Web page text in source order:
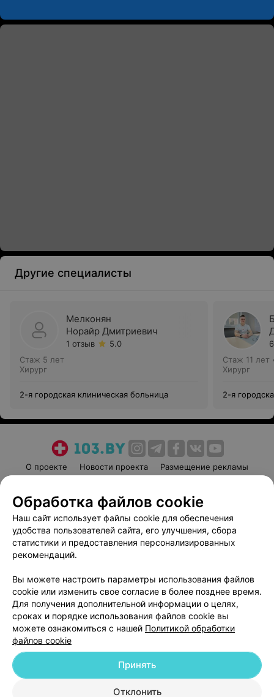
Другие специалисты
Мелконян
Норайр Дмитриевич
1 отзыв
5.0
Стаж 5 лет
Хирург
2-я городская клиническая больница
Стаж 11 лет
Хирург
2-я
О проекте Новости проекта
Размещение рекламы
Пользовательское соглашение
Способы оплаты
Вакансии
Партнеры
Написать руководителю 103.by
Обработка персональных данных
© 2026 ООО «Артокс Лаб», УНП 191700409
| 220012, Республика Беларусь,
Обработка файлов cookie
Наш сайт использует файлы cookie для обеспечения
удобства пользователей сайта, его улучшения, сбора
статистики и предоставления персонализированных
рекомендаций.
Вы можете настроить параметры использования файлов
cookie или изменить свое согласие в более позднее время.
Для получения дополнительной информации о целях,
сроках и порядке использования файлов cookie вы
можете ознакомиться с нашей Политикой обработки
файлов cookie
Отклонить
Принять